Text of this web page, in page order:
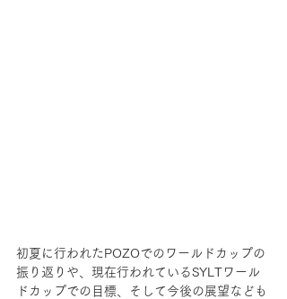
初夏に行われたPOZOでのワールドカップの
振り返りや、現在行われているSYLTワール
ドカップでの目標、そして今後の展望なども